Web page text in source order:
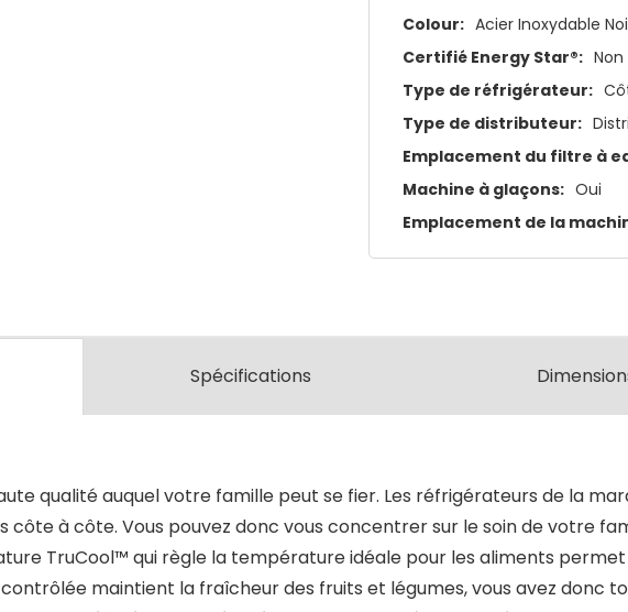
Colour: Acier Inoxydable
Certifié Energy Star®: Non
Type de réfrigérateur:
Type de distributeur:
Emplacement du filtre à
Machine à glaçons: Oui
Emplacement de la
Spécifications
qualité auquel votre famille peut se fier. Les réfrigérateurs de la
côte à côte. Vous pouvez donc vous concentrer sur le soin de votre
TruCool™ qui règle la température idéale pour les aliments
maintient la fraîcheur des fruits et légumes, vous avez donc